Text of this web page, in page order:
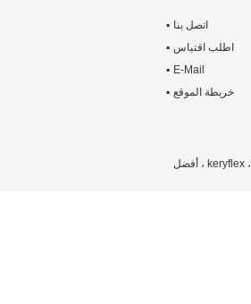
اتصل بنا
اطلب اقتباس
E-Mail
خريطة الموقع
الصين نظام ibx ، غمس الأظافر في المنزل ، keryflex ، luminary nail ، luminary Nail Systems ، kiss salon dip ، keryflex Nail restoration ، opi gel break ، rejuvacote ، أفضل